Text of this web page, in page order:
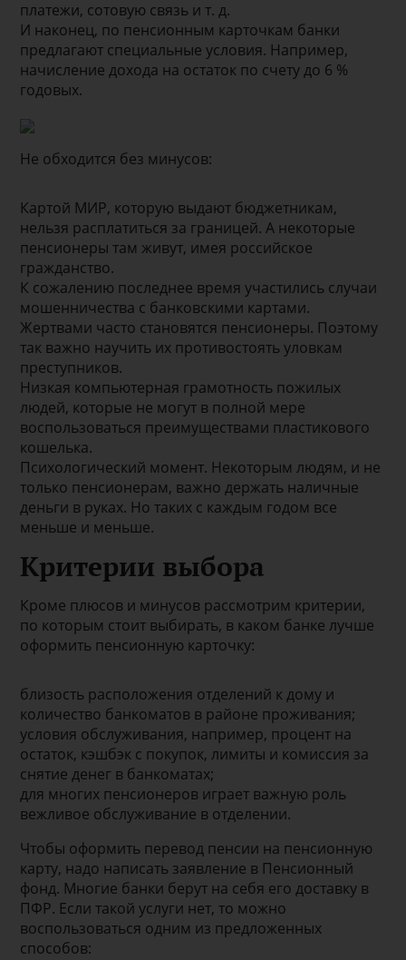
платежи, сотовую связь и т. д.
И наконец, по пенсионным карточкам банки
предлагают специальные условия. Например,
начисление дохода на остаток по счету до 6 %
годовых.
Не обходится без минусов:
Картой МИР, которую выдают бюджетникам,
нельзя расплатиться за границей. А некоторые
пенсионеры там живут, имея российское
гражданство.
К сожалению последнее время участились случаи
мошенничества с банковскими картами.
Жертвами часто становятся пенсионеры. Поэтому
так важно научить их противостоять уловкам
преступников.
Низкая компьютерная грамотность пожилых
людей, которые не могут в полной мере
воспользоваться преимуществами пластикового
кошелька.
Психологический момент. Некоторым людям, и не
только пенсионерам, важно держать наличные
деньги в руках. Но таких с каждым годом все
меньше и меньше.
Критерии выбора
Кроме плюсов и минусов рассмотрим критерии,
по которым стоит выбирать, в каком банке лучше
оформить пенсионную карточку:
близость расположения отделений к дому и
количество банкоматов в районе проживания;
условия обслуживания, например, процент на
остаток, кэшбэк с покупок, лимиты и комиссия за
снятие денег в банкоматах;
для многих пенсионеров играет важную роль
вежливое обслуживание в отделении.
Чтобы оформить перевод пенсии на пенсионную
карту, надо написать заявление в Пенсионный
фонд. Многие банки берут на себя его доставку в
ПФР. Если такой услуги нет, то можно
воспользоваться одним из предложенных
способов: